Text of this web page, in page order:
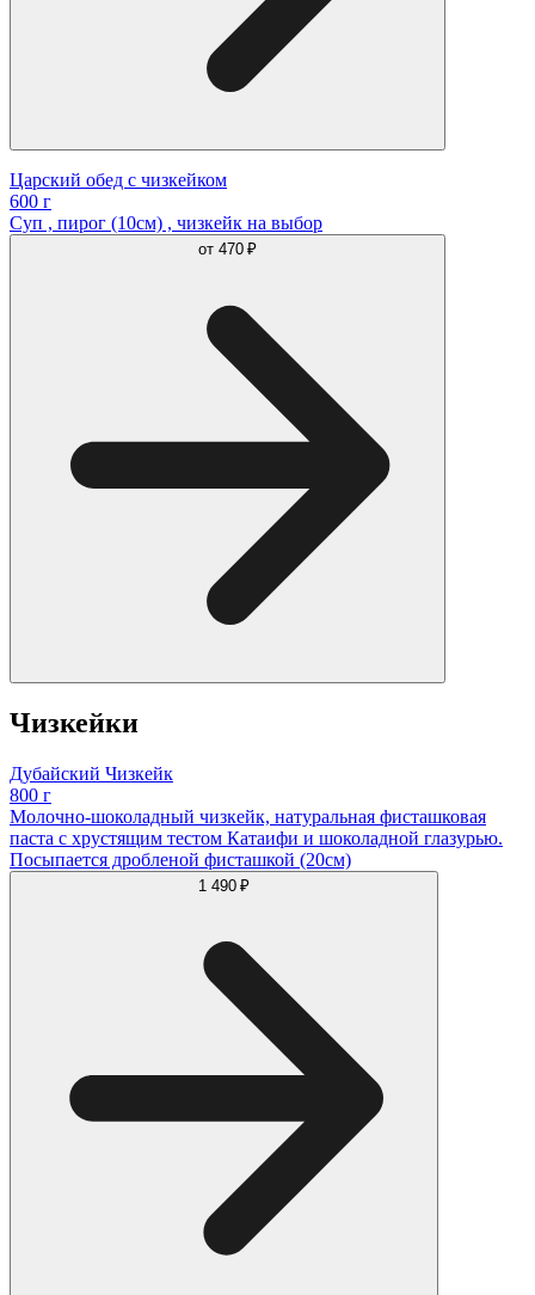
Царский обед с чизкейком
600 г
Суп , пирог (10см) , чизкейк на выбор
от 470 ₽
Чизкейки
Дубайский Чизкейк
800 г
Молочно-шоколадный чизкейк, натуральная фисташковая
паста с хрустящим тестом Катаифи и шоколадной глазурью.
Посыпается дробленой фисташкой (20см)
1 490 ₽